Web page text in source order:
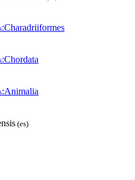
:Charadriiformes
:Chordata
:Animalia
(es)